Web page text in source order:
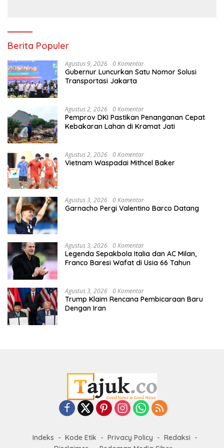
Berita Populer
Agustus 9, 2026 0 Komentar
Gubernur Luncurkan Satu Nomor Solusi
Transportasi Jakarta
Agustus 2, 2026 0 Komentar
Pemprov DKI Pastikan Penanganan Cepat
Kebakaran Lahan di Kramat Jati
Agustus 2, 2026 0 Komentar
Vietnam Waspadai Mithcel Baker
Agustus 3, 2026 0 Komentar
Garnacho Pergi Valentino Barco Datang
Agustus 3, 2026 0 Komentar
Legenda Sepakbola Italia dan AC Milan,
Franco Baresi Wafat di Usia 66 Tahun
Agustus 3, 2026 0 Komentar
Trump Klaim Rencana Pembicaraan Baru
Dengan Iran
Indeks Kode Etik Privacy Policy
Redaksi